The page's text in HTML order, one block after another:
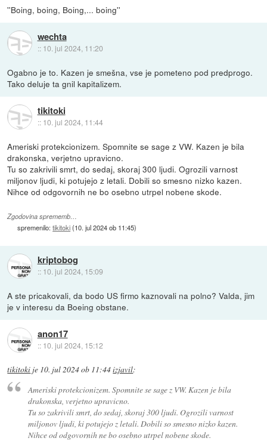
''Boing, boing, Boing,... boing''
wechta
:: 10. jul 2024, 11:20
Ogabno je to. Kazen je smešna, vse je pometeno pod predprogo.
Tako deluje ta gnil kapitalizem.
tikitoki
:: 10. jul 2024, 11:44
Ameriski protekcionizem. Spomnite se sage z VW. Kazen je bila
drakonska, verjetno upravicno.
Tu so zakrivili smrt, do sedaj, skoraj 300 ljudi. Ogrozili varnost
miljonov ljudi, ki potujejo z letali. Dobili so smesno nizko kazen.
Nihce od odgovornih ne bo osebno utrpel nobene skode.
Zgodovina sprememb…
spremenilo:tikitoki(10. jul 2024 ob 11:45)
kriptobog
:: 10. jul 2024, 15:09
A ste pricakovali, da bodo US firmo kaznovali na polno? Valda, jim
je v interesu da Boeing obstane.
anon17
:: 10. jul 2024, 15:12
tikitoki je 10. jul 2024 ob 11:44izjavil:
Ameriski protekcionizem. Spomnite se sage z VW. Kazen je bila
drakonska, verjetno upravicno.
Tu so zakrivili smrt, do sedaj, skoraj 300 ljudi. Ogrozili varnost
miljonov ljudi, ki potujejo z letali. Dobili so smesno nizko kazen.
Nihce od odgovornih ne bo osebno utrpel nobene skode.